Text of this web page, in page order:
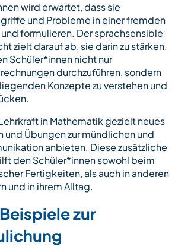
wird erwartet, dass sie
und Probleme in einer fremden
formulieren. Der sprachsensible
zielt darauf ab, sie darin zu stärken.
Schüler*innen nicht nur
durchzuführen, sondern
Konzepte zu verstehen und
in Mathematik gezielt neues
und Übungen zur mündlichen und
anbieten. Diese zusätzliche
den Schüler*innen sowohl beim
Fertigkeiten, als auch in anderen
und in ihrem Alltag.
zur